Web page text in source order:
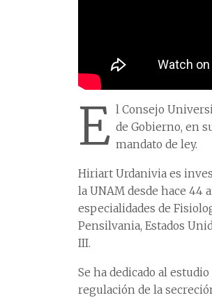
E l Consejo
de Gobierno, en
mandato de ley.
Hiriart Urdanivia es
la UNAM desde hace 44
especialidades de
Pensilvania, Estados
III.
Se ha dedicado al
regulación de la